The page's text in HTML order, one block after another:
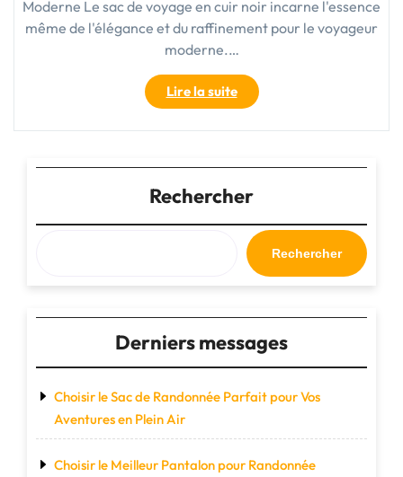
Moderne Le sac de voyage en cuir noir incarne l'essence
même de l'élégance et du raffinement pour le voyageur
moderne.…
Lire la suite"Élégance
intemporelle
:
Sac
de
Voyage
en
Cuir
Noir"
Rechercher
Rechercher
Derniers messages
Choisir le Sac de Randonnée Parfait pour Vos
Aventures en Plein Air
Choisir le Meilleur Pantalon pour Randonnée